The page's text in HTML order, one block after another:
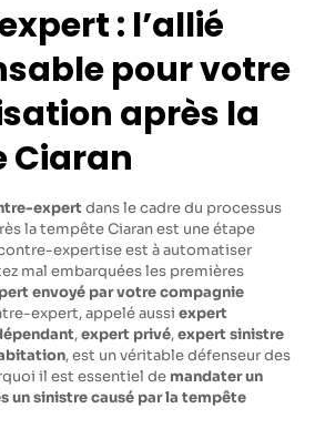
: l’allié
pour votre
après la
Ciaran
expertdans le cadre du processus
la tempête Ciaran est une étape
expertise est à automatiser
mal embarquées les premières
envoyé par votre compagnie
expert, appelé aussiexpert
,expert privé,expert sinistre
, est un véritable défenseur des
il est essentiel de mandater un
un sinistre causé par la tempête